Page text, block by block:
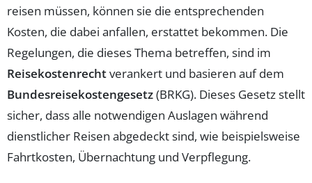
reisen müssen, können sie die entsprechenden
Kosten, die dabei anfallen, erstattet bekommen. Die
Regelungen, die dieses Thema betreffen, sind im
Reisekostenrechtverankert und basieren auf dem
Bundesreisekostengesetz(BRKG). Dieses Gesetz stellt
sicher, dass alle notwendigen Auslagen während
dienstlicher Reisen abgedeckt sind, wie beispielsweise
Fahrtkosten, Übernachtung und Verpflegung.